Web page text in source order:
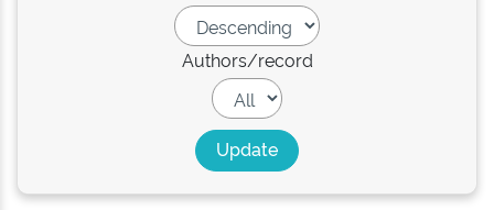
Authors/record